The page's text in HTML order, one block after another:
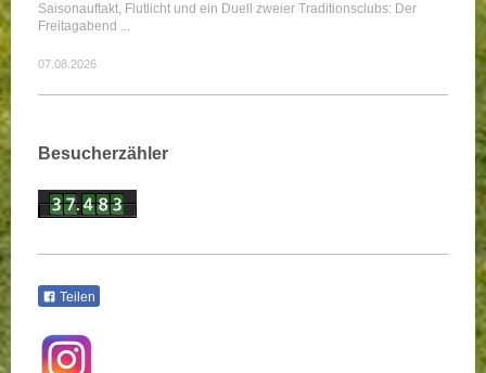
Saisonauftakt, Flutlicht und ein Duell zweier Traditionsclubs: Der
Freitagabend ...
07.08.2026
Besucherzähler
Teilen